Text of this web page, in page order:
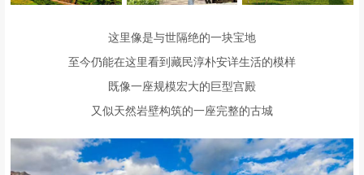
这里像是与世隔绝的一块宝地
至今仍能在这里看到藏民淳朴安详生活的模样
既像一座规模宏大的巨型宫殿
又似天然岩壁构筑的一座完整的古城